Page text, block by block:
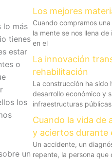
lo más
tienes
estar
o
los
un
Los mejores
Cuando compramos
la mente se nos llena
en el
La innovación
rehabilitación
La construcción ha sido
desarrollo económico y
infraestructuras
Cuando la vida de
y aciertos durante
Un accidente, un
repente, la persona